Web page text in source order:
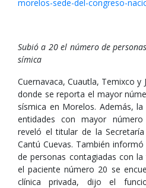
morelos-sede-del-congreso-
Subió a 20 el número de
símica
Cuernavaca, Cuautla, Temixco y
donde se reporta el mayor
sísmica en Morelos. Además,
entidades con mayor
reveló el titular de la
Cantú Cuevas. También
de personas contagiadas con
el paciente número 20 se
clínica privada, dijo el